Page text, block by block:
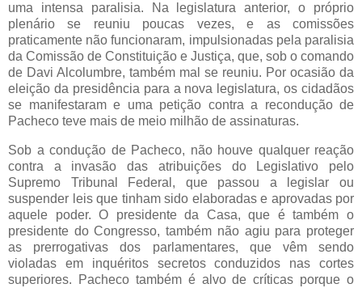
uma intensa paralisia. Na legislatura anterior, o próprio
plenário se reuniu poucas vezes, e as comissões
praticamente não funcionaram, impulsionadas pela paralisia
da Comissão de Constituição e Justiça, que, sob o comando
de Davi Alcolumbre, também mal se reuniu. Por ocasião da
eleição da presidência para a nova legislatura, os cidadãos
se manifestaram e uma petição contra a recondução de
Pacheco teve mais de meio milhão de assinaturas.
Sob a condução de Pacheco, não houve qualquer reação
contra a invasão das atribuições do Legislativo pelo
Supremo Tribunal Federal, que passou a legislar ou
suspender leis que tinham sido elaboradas e aprovadas por
aquele poder. O presidente da Casa, que é também o
presidente do Congresso, também não agiu para proteger
as prerrogativas dos parlamentares, que vêm sendo
violadas em inquéritos secretos conduzidos nas cortes
superiores. Pacheco também é alvo de críticas porque o